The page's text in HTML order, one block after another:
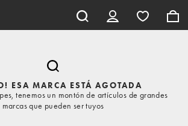
ESA MARCA ESTÁ AGOTADA
tenemos un montón de artículos de grandes
marcas que pueden ser tuyos